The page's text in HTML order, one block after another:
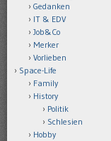
Gedanken
IT & EDV
Job&Co
Merker
Vorlieben
Space-Life
Family
History
Politik
Schlesien
Hobby